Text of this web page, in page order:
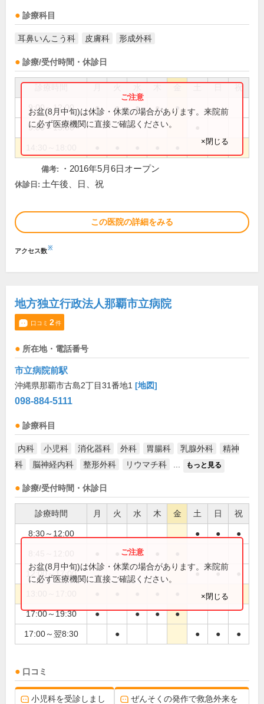
診療科目
耳鼻いんこう科 皮膚科 形成外科
診療/受付時間・休診日
祝
9:00～12:00 ● ● ● ● ●
9:00～13:00
お盆(8月中旬)は休診・休業の場合があります。来院前
に必ず医療機関に直接ご確認ください。
×閉じる
備考: ・2016年5月6日オープン
休診日: 土午後、日、祝
この医院の詳細をみる
アクセス数※
地方独立行政法人那覇市立病院
口コミ 2件
所在地・電話番号
市立病院前駅
沖縄県那覇市古島2丁目31番地1 [地図]
098-884-5111
診療科目
内科 小児科 消化器科 外科 胃腸科 乳腺外科
精神
科
脳神経内科 整形外科 リウマチ科 もっと見る
診療/受付時間・休診日
診療時間 月 火 水 木 金 土 日 祝
8:30～12:00 ● ● ●
●
12:00～17:00 ● ●
17:00～19:30 ● ● ● ●
17:00～翌8:30 ● ● ● ●
お盆(8月中旬)は休診・休業の場合があります。来院前
に必ず医療機関に直接ご確認ください。
×閉じる
口コミ
小児科を受診しまし
ぜんそくの発作で救急外来を